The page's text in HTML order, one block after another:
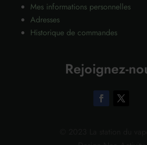
Mes informations personnelles
Adresses
Historique de commandes
Rejoignez-